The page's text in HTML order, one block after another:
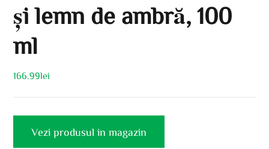
și lemn de ambră, 100
ml
166.99lei
Vezi produsul in magazin